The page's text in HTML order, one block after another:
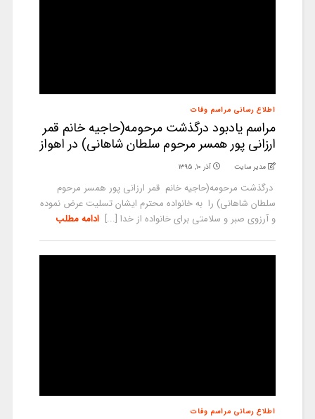
اطلاع رسانی مراسم وفات
مراسم یادبود درگذشت مرحومه(حاجیه خانم قمر
ارزانی پور همسر مرحوم سلطان شاهانی) در اهواز
مدیر سایت آذر ۱۰, ۱۳۹۵
درگذشت مرحومه(حاجیه خانم قمر ارزانی پور همسر مرحوم
سلطان شاهانی) را به خانواده محترم ایشان تسلیت عرض نموده
و آرزوی صبر و سلامتی برای خانواده از خدا [...] ادامه مطلب
اطلاع رسانی مراسم وفات